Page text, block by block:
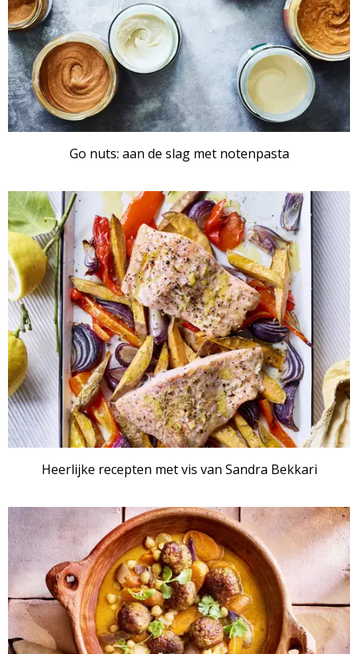
Go nuts: aan de slag met notenpasta
Heerlijke recepten met vis van Sandra Bekkari